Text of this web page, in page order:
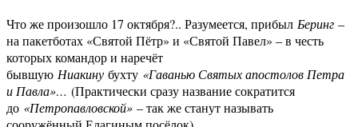
Что же произошло 17 октября?.. Разумеется, прибыл Беринг –
на пакетботах «Святой Пётр» и «Святой Павел» – в честь
которых командор и наречёт
бывшую Ниакину бухту «Гаванью Святых апостолов Петра
и Павла»… (Практически сразу название сократится
до «Петропавловской» – так же станут называть